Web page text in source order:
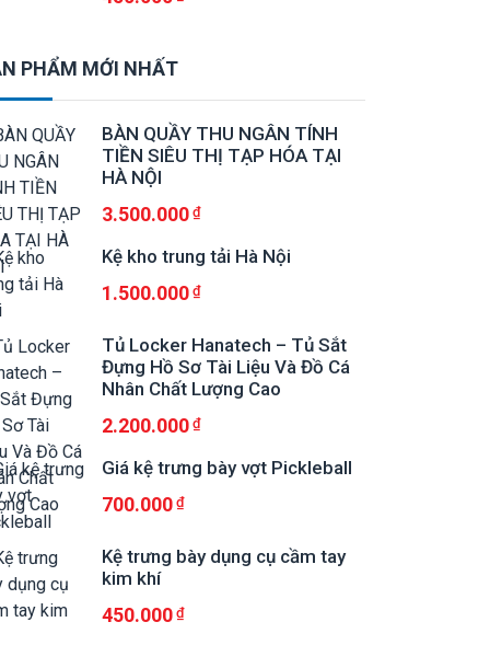
PHẨM MỚI NHẤT
BÀN QUẦY THU NGÂN TÍNH
TIỀN SIÊU THỊ TẠP HÓA TẠI
HÀ NỘI
3.500.000
Kệ kho trung tải Hà Nội
1.500.000
Tủ Locker Hanatech – Tủ Sắt
Đựng Hồ Sơ Tài Liệu Và Đồ Cá
Nhân Chất Lượng Cao
2.200.000
Giá kệ trưng bày vợt Pickleball
700.000
Kệ trưng bày dụng cụ cầm tay
kim khí
450.000